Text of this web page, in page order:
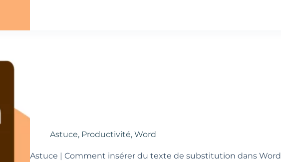
Astuce, Productivité, Word
Astuce | Comment insérer du texte de substitution dans Word